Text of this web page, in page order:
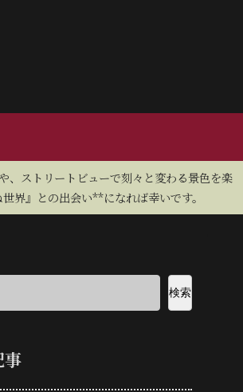
、ストリートビューで刻々と変わる景色を楽
界』との出会い**になれば幸いです。
検索
事